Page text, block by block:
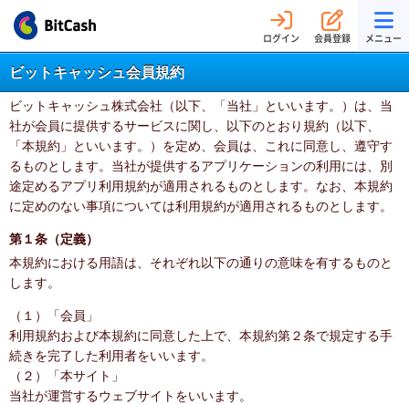
ログイン 会員登録 メニュー
ビットキャッシュ会員規約
ビットキャッシュ株式会社（以下、「当社」といいます。）は、当
社が会員に提供するサービスに関し、以下のとおり規約（以下、
「本規約」といいます。）を定め、会員は、これに同意し、遵守す
るものとします。当社が提供するアプリケーションの利用には、別
途定めるアプリ利用規約が適用されるものとします。なお、本規約
に定めのない事項については利用規約が適用されるものとします。
第１条（定義）
本規約における用語は、それぞれ以下の通りの意味を有するものと
します。
（１）「会員」
利用規約および本規約に同意した上で、本規約第２条で規定する手
続きを完了した利用者をいいます。
（２）「本サイト」
当社が運営するウェブサイトをいいます。